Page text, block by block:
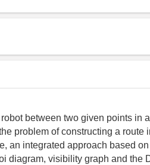
between two given points in
problem of constructing a route
an integrated approach based
diagram, visibility graph and the